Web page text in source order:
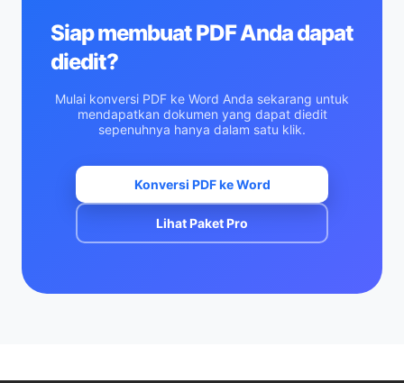
Siap membuat PDF Anda dapat
diedit?
Mulai konversi PDF ke Word Anda sekarang untuk
mendapatkan dokumen yang dapat diedit
sepenuhnya hanya dalam satu klik.
Konversi PDF ke Word
Lihat Paket Pro